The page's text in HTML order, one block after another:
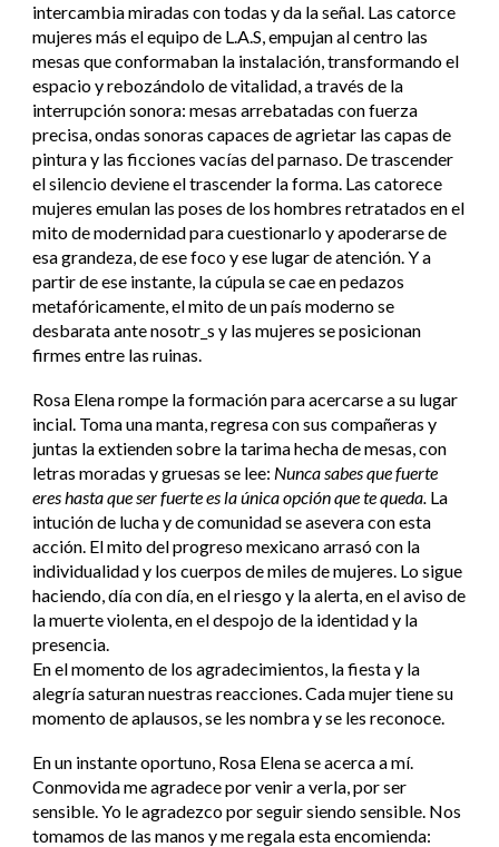
intercambia miradas con todas y da la señal. Las catorce
mujeres más el equipo de L.A.S, empujan al centro las
mesas que conformaban la instalación, transformando el
espacio y rebozándolo de vitalidad, a través de la
interrupción sonora: mesas arrebatadas con fuerza
precisa, ondas sonoras capaces de agrietar las capas de
pintura y las ficciones vacías del parnaso. De trascender
el silencio deviene el trascender la forma. Las catorece
mujeres emulan las poses de los hombres retratados en el
mito de modernidad para cuestionarlo y apoderarse de
esa grandeza, de ese foco y ese lugar de atención. Y a
partir de ese instante, la cúpula se cae en pedazos
metafóricamente, el mito de un país moderno se
desbarata ante nosotr_s y las mujeres se posicionan
firmes entre las ruinas.
Rosa Elena rompe la formación para acercarse a su lugar
incial. Toma una manta, regresa con sus compañeras y
juntas la extienden sobre la tarima hecha de mesas, con
letras moradas y gruesas se lee: Nunca sabes que fuerte
eres hasta que ser fuerte es la única opción que te queda. La
intución de lucha y de comunidad se asevera con esta
acción. El mito del progreso mexicano arrasó con la
individualidad y los cuerpos de miles de mujeres. Lo sigue
haciendo, día con día, en el riesgo y la alerta, en el aviso de
la muerte violenta, en el despojo de la identidad y la
presencia.
En el momento de los agradecimientos, la fiesta y la
alegría saturan nuestras reacciones. Cada mujer tiene su
momento de aplausos, se les nombra y se les reconoce.
En un instante oportuno, Rosa Elena se acerca a mí.
Conmovida me agradece por venir a verla, por ser
sensible. Yo le agradezco por seguir siendo sensible. Nos
tomamos de las manos y me regala esta encomienda: